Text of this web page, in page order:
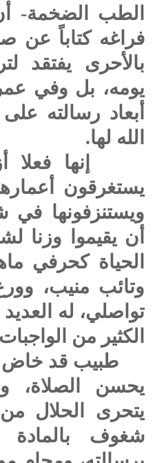
الطب الضخمة-
فراغه كتاباً عن
بالأحرى يفتقد
يومه، بل وفي
أبعاد رسالته
الله لها.
إنها فعلا
يستغرقون
ويستنزفونها
أن يقيموا وزنا
الحياة كحرفي
وتائب منيب،
تواصلي، له
الكثير من
طبيب قد خاض
يحسن الصلاة،
يتحرى الحلال
شغوف